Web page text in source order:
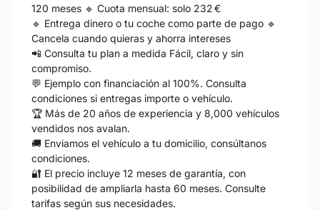
120 meses 🔹 Cuota mensual: solo 232 €
🔹 Entrega dinero o tu coche como parte de pago 🔹
Cancela cuando quieras y ahorra intereses
📲 Consulta tu plan a medida Fácil, claro y sin
compromiso.
💬 Ejemplo con financiación al 100%. Consulta
condiciones si entregas importe o vehículo.
🏆 Más de 20 años de experiencia y 8,000 vehículos
vendidos nos avalan.
🚚 Enviamos el vehículo a tu domicilio, consúltanos
condiciones.
🔐 El precio incluye 12 meses de garantía, con
posibilidad de ampliarla hasta 60 meses. Consulte
tarifas según sus necesidades.